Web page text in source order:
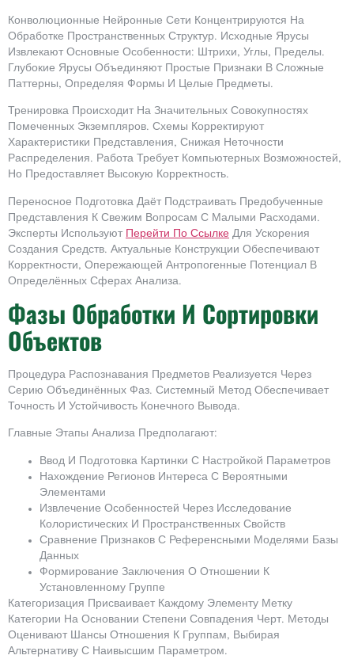
Конволюционные Нейронные Сети Концентрируются На
Обработке Пространственных Структур. Исходные Ярусы
Извлекают Основные Особенности: Штрихи, Углы, Пределы.
Глубокие Ярусы Объединяют Простые Признаки В Сложные
Паттерны, Определяя Формы И Целые Предметы.
Тренировка Происходит На Значительных Совокупностях
Помеченных Экземпляров. Схемы Корректируют
Характеристики Представления, Снижая Неточности
Распределения. Работа Требует Компьютерных Возможностей,
Но Предоставляет Высокую Корректность.
Переносное Подготовка Даёт Подстраивать Предобученные
Представления К Свежим Вопросам С Малыми Расходами.
Эксперты Используют Перейти По Ссылке Для Ускорения
Создания Средств. Актуальные Конструкции Обеспечивают
Корректности, Опережающей Антропогенные Потенциал В
Определённых Сферах Анализа.
Фазы Обработки И Сортировки
Объектов
Процедура Распознавания Предметов Реализуется Через
Серию Объединённых Фаз. Системный Метод Обеспечивает
Точность И Устойчивость Конечного Вывода.
Главные Этапы Анализа Предполагают:
Ввод И Подготовка Картинки С Настройкой Параметров
Нахождение Регионов Интереса С Вероятными
Элементами
Извлечение Особенностей Через Исследование
Колористических И Пространственных Свойств
Сравнение Признаков С Референсными Моделями Базы
Данных
Формирование Заключения О Отношении К
Установленному Группе
Категоризация Присваивает Каждому Элементу Метку
Категории На Основании Степени Совпадения Черт. Методы
Оценивают Шансы Отношения К Группам, Выбирая
Альтернативу С Наивысшим Параметром.